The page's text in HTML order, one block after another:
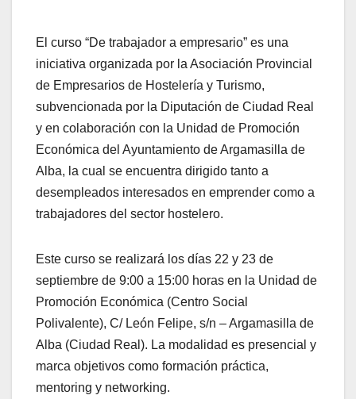
El curso “De trabajador a empresario” es una
iniciativa organizada por la Asociación Provincial
de Empresarios de Hostelería y Turismo,
subvencionada por la Diputación de Ciudad Real
y en colaboración con la Unidad de Promoción
Económica del Ayuntamiento de Argamasilla de
Alba, la cual se encuentra dirigido tanto a
desempleados interesados en emprender como a
trabajadores del sector hostelero.
Este curso se realizará los días 22 y 23 de
septiembre de 9:00 a 15:00 horas en la Unidad de
Promoción Económica (Centro Social
Polivalente), C/ León Felipe, s/n – Argamasilla de
Alba (Ciudad Real). La modalidad es presencial y
marca objetivos como formación práctica,
mentoring y networking.